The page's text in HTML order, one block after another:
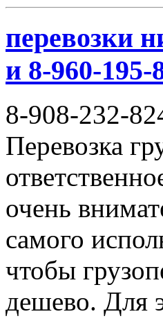
перевозки
и 8-960-195-
8-908-232-
Перевозка
очень
самого
чтобы
дешево. Для